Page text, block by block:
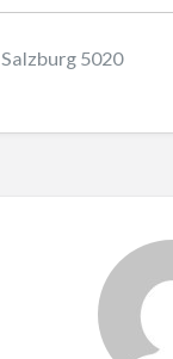
Salzburg 5020